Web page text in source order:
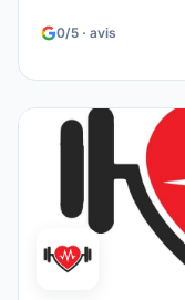
0/5 · avis